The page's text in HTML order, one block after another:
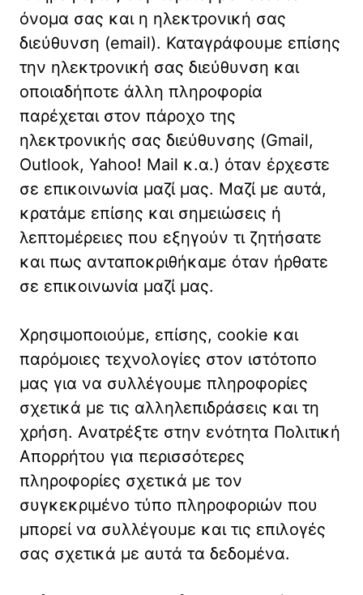
όνομα σας και η ηλεκτρονική σας
διεύθυνση (email). Καταγράφουμε επίσης
την ηλεκτρονική σας διεύθυνση και
οποιαδήποτε άλλη πληροφορία
παρέχεται στον πάροχο της
ηλεκτρονικής σας διεύθυνσης (Gmail,
Outlook, Yahoo! Mail κ.α.) όταν έρχεστε
σε επικοινωνία μαζί μας. Μαζί με αυτά,
κρατάμε επίσης και σημειώσεις ή
λεπτομέρειες που εξηγούν τι ζητήσατε
και πως ανταποκριθήκαμε όταν ήρθατε
σε επικοινωνία μαζί μας.
Χρησιμοποιούμε, επίσης, cookie και
παρόμοιες τεχνολογίες στον ιστότοπο
μας για να συλλέγουμε πληροφορίες
σχετικά με τις αλληλεπιδράσεις και τη
χρήση. Ανατρέξτε στην ενότητα Πολιτική
Απορρήτου για περισσότερες
πληροφορίες σχετικά με τον
συγκεκριμένο τύπο πληροφοριών που
μπορεί να συλλέγουμε και τις επιλογές
σας σχετικά με αυτά τα δεδομένα.